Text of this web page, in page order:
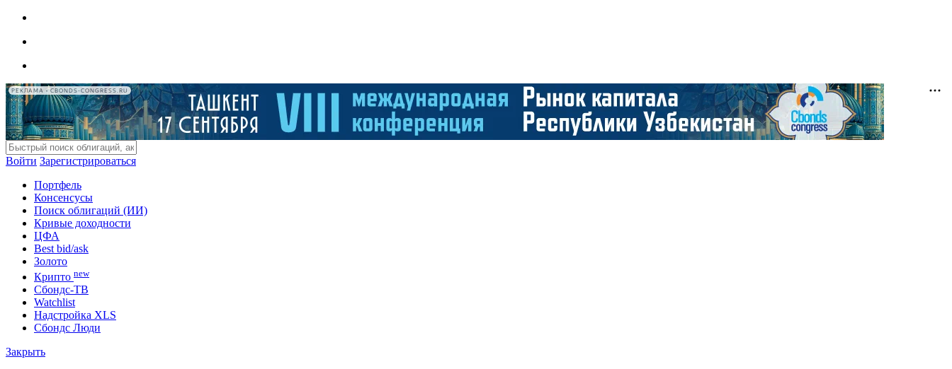
РЕКЛАМА • CBONDS-CONGRESS.RU
Войти Зарегистрироваться
Портфель
Консенсусы
Поиск облигаций (ИИ)
Кривые доходности
ЦФА
Best bid/ask
Золото
Крипто new
Сбондс-ТВ
Watchlist
Надстройка XLS
Сбондс Люди
Закрыть